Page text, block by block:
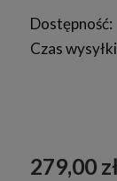
Dostępność:
Czas
279,00